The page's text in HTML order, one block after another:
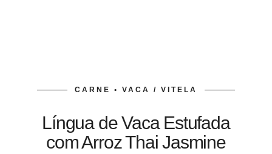
CARNE • VACA / VITELA
Língua de Vaca Estufada
com Arroz Thai Jasmine